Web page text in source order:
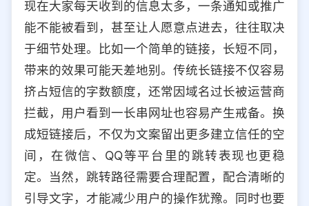
iOS Android PC 其他
选择允许访问的平台类型
现在大家每天收到的信息太多，一条通知或推广
能不能被看到，甚至让人愿意点进去，往往取决
于细节处理。比如一个简单的链接，长短不同，
带来的效果可能天差地别。传统长链接不仅容易
挤占短信的字数额度，还常因域名过长被运营商
拦截，用户看到一长串网址也容易产生戒备。换
成短链接后，不仅为文案留出更多建立信任的空
间，在微信、QQ等平台里的跳转表现也更稳
定。当然，跳转路径需要合理配置，配合清晰的
引导文字，才能减少用户的操作犹豫。同时也要